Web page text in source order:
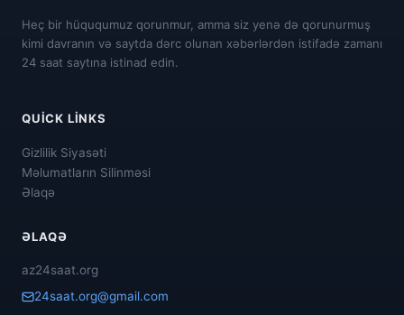
Heç bir hüququmuz qorunmur, amma siz yenə də qorunurmuş
kimi davranın və saytda dərc olunan xəbərlərdən istifadə zamanı
24 saat saytına istinad edin.
QUICK LINKS
Gizlilik Siyasəti
Məlumatların Silinməsi
Əlaqə
ƏLAQƏ
az24saat.org
24saat.org@gmail.com